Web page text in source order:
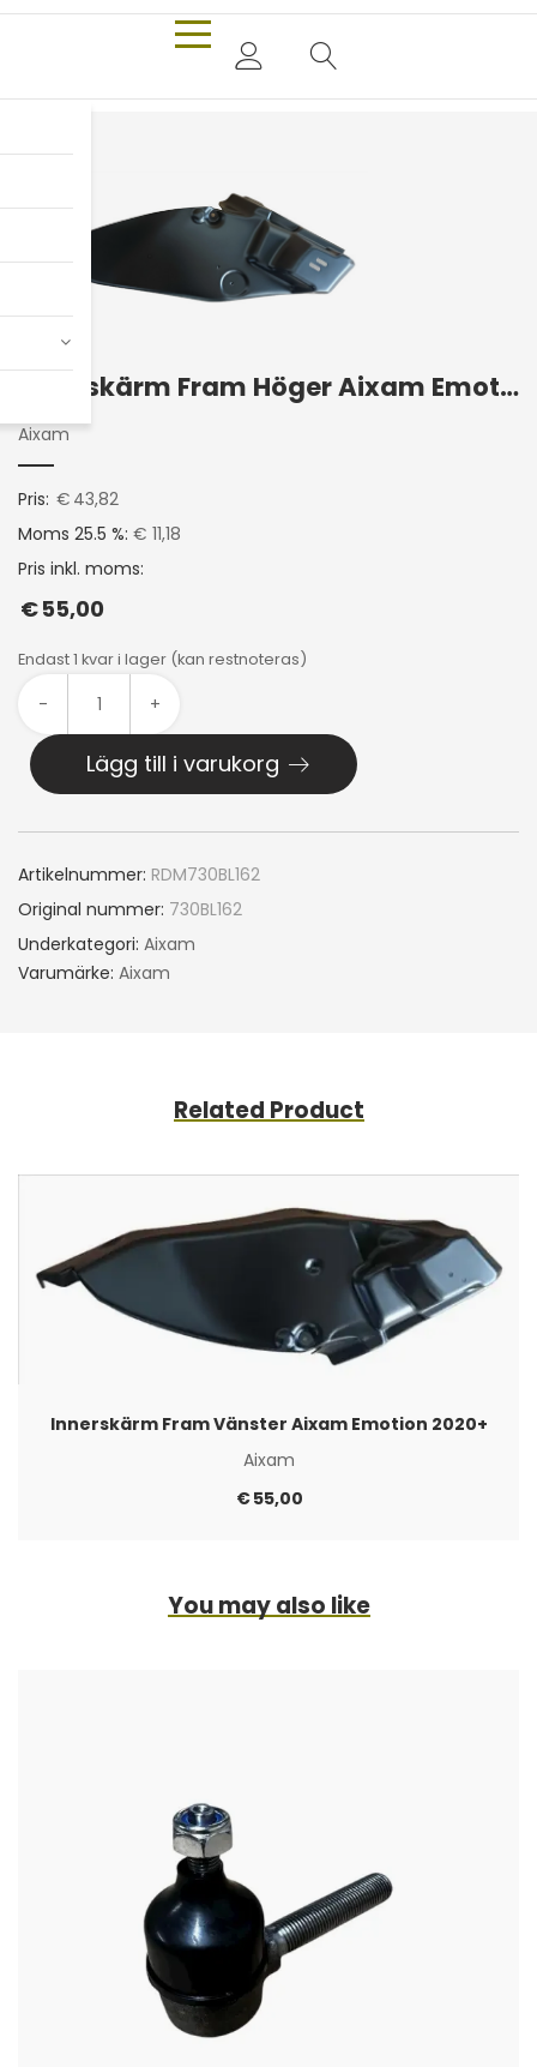
Innerskärm Fram Höger Aixam Emotion 2020+
Aixam
Pris: € 43,82
Moms 25.5 %: € 11,18
Pris inkl. moms:
€55,00
Endast 1 kvar i lager (kan restnoteras)
- +
Lägg till i varukorg
Artikelnummer: RDM730BL162
Original nummer: 730BL162
Underkategori: Aixam
Varumärke: Aixam
Related Product
Innerskärm Fram Vänster Aixam Emotion 2020+
Aixam
€55,00
You may also like